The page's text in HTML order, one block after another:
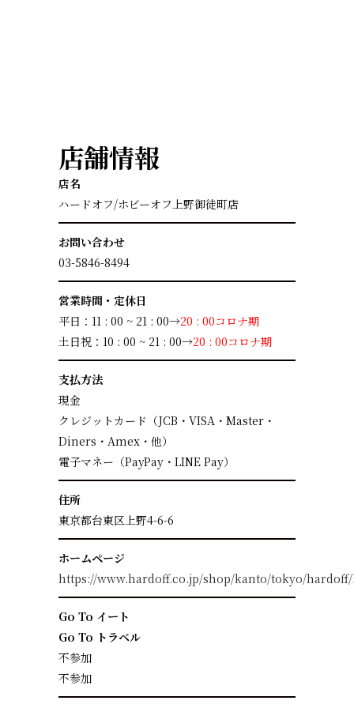
店舗情報
店名
ハードオフ/ホビーオフ上野御徒町店
お問い合わせ
03-5846-8494
営業時間・定休日
平日：11 : 00 ~ 21 : 00→20 : 00コロナ期
土日祝：10 : 00 ~ 21 : 00→20 : 00コロナ期
支払方法
現金
クレジットカード（JCB・VISA・Master・
Diners・Amex・他）
電子マネー（PayPay・LINE Pay）
住所
東京都台東区上野4-6-6
ホームページ
https://www.hardoff.co.jp/shop/kanto/tokyo/hardoff/
Go To イート
Go To トラベル
不参加
不参加